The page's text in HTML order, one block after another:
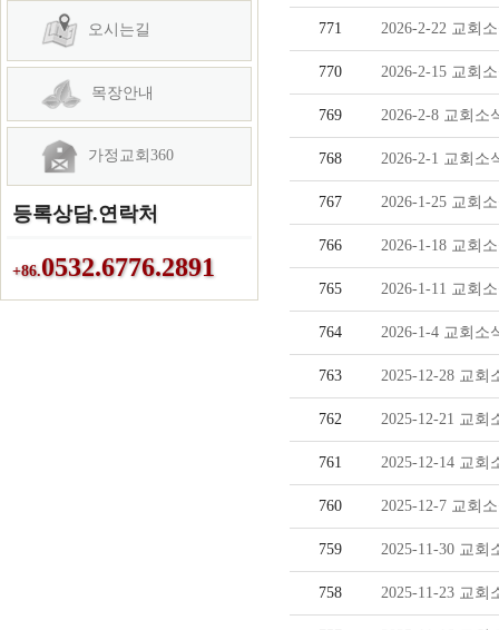
오시는길
목장안내
가정교회360
등록상담.연락처
+86.0532.6776.2891
771 2026-2-22 교회
770 2026-2-15 교회
769 2026-2-8 교회소
768 2026-2-1 교회소
767 2026-1-25 교회
766 2026-1-18 교회
765 2026-1-11 교회
764 2026-1-4 교회소
763 2025-12-28 교회
762 2025-12-21 교회
761 2025-12-14 교회
760 2025-12-7 교회
759 2025-11-30 교회
758 2025-11-23 교회